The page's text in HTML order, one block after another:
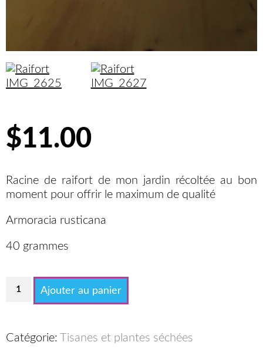
$11.00
Racine de raifort de mon jardin récoltée au bon
moment pour offrir le maximum de qualité
Armoracia rusticana
40 grammes
quantité
mon
Ajouter au panier
Catégorie: Tisanes et plantes séchées